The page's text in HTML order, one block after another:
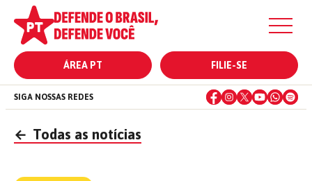
ÁREA PT FILIE-SE
SIGA NOSSAS REDES
← Todas as notícias